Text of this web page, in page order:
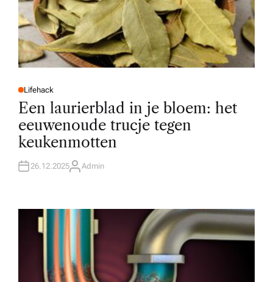
P
O
T
E
D
N
Lifehack
Een laurierblad in je bloem: het
eeuwenoude trucje tegen
keukenmotten
26.12.2025A
R
Admin